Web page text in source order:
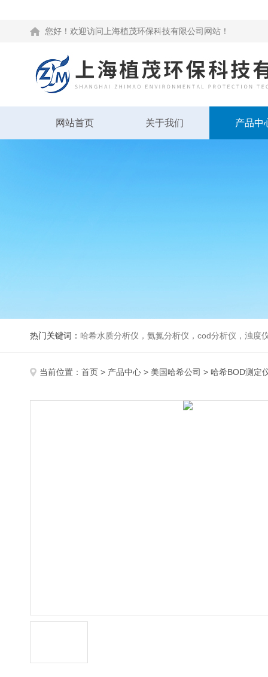
您好！欢迎访问上海植茂环保科技有限公司网站！
网站首页 关于我们 产品中
热门关键词： 哈希水质分析仪，氨氮分析仪，cod分析仪，浊度
当前位置： 首页 > 产品中心 > 美国哈希公司 > 哈希BOD测定